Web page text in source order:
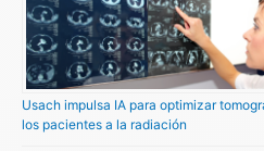
Usach impulsa IA para optimizar
los pacientes a la radiación